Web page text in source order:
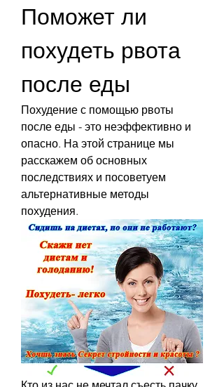
Поможет ли
похудеть рвота
после еды
Похудение с помощью рвоты
после еды - это неэффективно и
опасно. На этой странице мы
расскажем об основных
последствиях и посоветуем
альтернативные методы
похудения.